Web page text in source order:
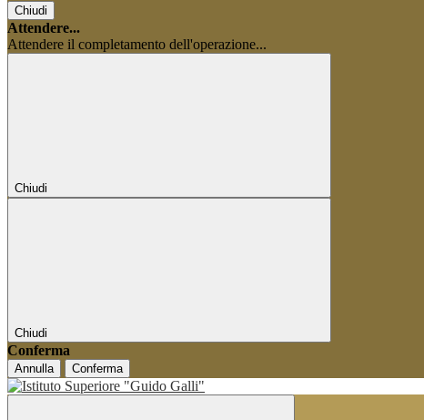
Chiudi
Attendere...
Attendere il completamento dell'operazione...
Chiudi
Chiudi
Conferma
Annulla Conferma